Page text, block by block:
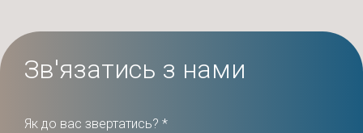
Зв'язатись з нами
Як до вас звертатись? *